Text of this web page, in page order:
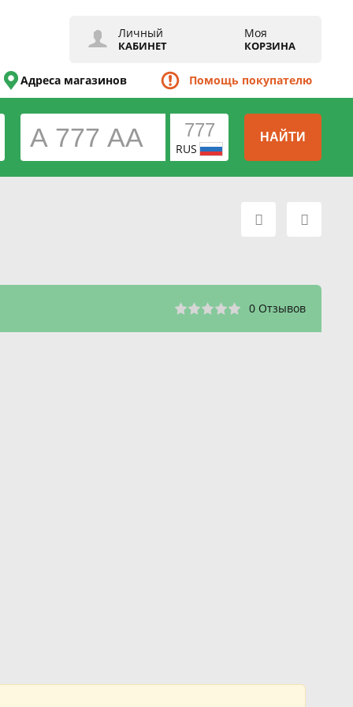
Личный
КАБИНЕТ
Моя
КОРЗИНА
Адреса магазинов Помощь покупателю
RUS
НАЙТИ
0 Отзывов